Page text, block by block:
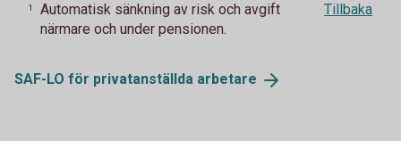
1
Automatisk sänkning av risk och avgift
närmare och under pensionen.
Tillbaka
SAF-LO för privatanställda arbetare